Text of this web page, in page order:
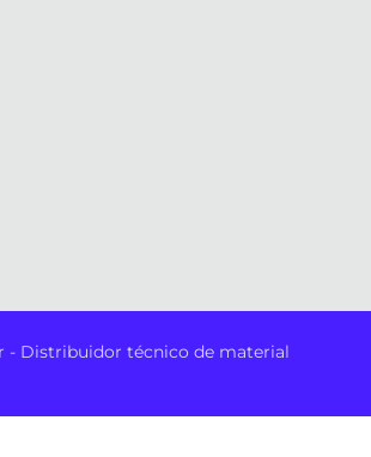
- Distribuidor técnico de material